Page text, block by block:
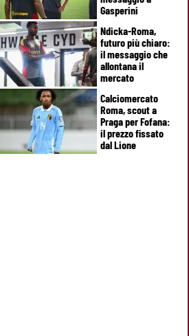
Gasperini
Ndicka-Roma,
futuro più chiaro:
il messaggio che
allontana il
mercato
Calciomercato
Roma, scout a
Praga per Fofana:
il prezzo fissato
dal Lione